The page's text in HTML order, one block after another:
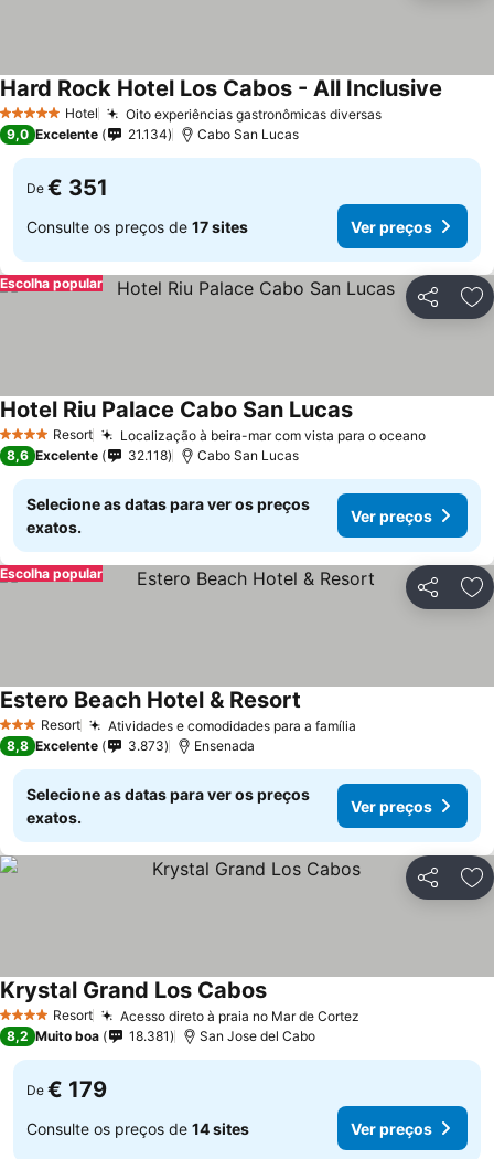
5 Estrelas Hotel Oito experiências gastronômicas diversas
Hard Rock Hotel Los Cabos - All Inclusive
9,0 Excelente 21.134 Cabo San Lucas
De € 351
Consulte os preços de 17 sites Ver preços
Partilhar
Escolha popular
4 EstrelasResort Localização à beira-mar com vista para o oceano
Hotel Riu Palace Cabo San Lucas
8,6 Excelente 32.118 Cabo San Lucas
Selecione as datas para ver os preços
exatos.
Ver preços
Partilhar
Escolha popular
3 EstrelasResort Atividades e comodidades para a família
Estero Beach Hotel & Resort
8,8 Excelente 3.873 Ensenada
Selecione as datas para ver os preços
exatos.
Ver preços
Partilhar
4 EstrelasResort Acesso direto à praia no Mar de Cortez
Krystal Grand Los Cabos
8,2 Muito boa 18.381 San Jose del Cabo
De € 179
Consulte os preços de 14 sites Ver preços